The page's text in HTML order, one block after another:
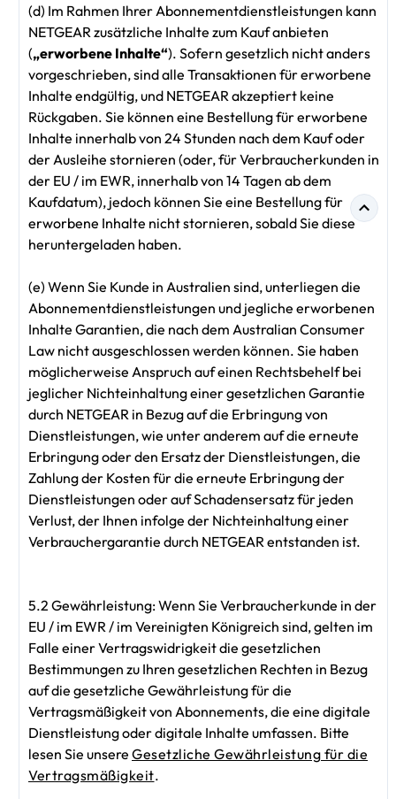
(d) Im Rahmen Ihrer Abonnementdienstleistungen kann
NETGEAR zusätzliche Inhalte zum Kauf anbieten
(„erworbene Inhalte“). Sofern gesetzlich nicht anders
vorgeschrieben, sind alle Transaktionen für erworbene
Inhalte endgültig, und NETGEAR akzeptiert keine
Rückgaben. Sie können eine Bestellung für erworbene
Inhalte innerhalb von 24 Stunden nach dem Kauf oder
der Ausleihe stornieren (oder, für Verbraucherkunden in
der EU / im EWR, innerhalb von 14 Tagen ab dem
Kaufdatum), jedoch können Sie eine Bestellung für
erworbene Inhalte nicht stornieren, sobald Sie diese
heruntergeladen haben.
(e) Wenn Sie Kunde in Australien sind, unterliegen die
Abonnementdienstleistungen und jegliche erworbenen
Inhalte Garantien, die nach dem Australian Consumer
Law nicht ausgeschlossen werden können. Sie haben
möglicherweise Anspruch auf einen Rechtsbehelf bei
jeglicher Nichteinhaltung einer gesetzlichen Garantie
durch NETGEAR in Bezug auf die Erbringung von
Dienstleistungen, wie unter anderem auf die erneute
Erbringung oder den Ersatz der Dienstleistungen, die
Zahlung der Kosten für die erneute Erbringung der
Dienstleistungen oder auf Schadensersatz für jeden
Verlust, der Ihnen infolge der Nichteinhaltung einer
Verbrauchergarantie durch NETGEAR entstanden ist.
5.2 Gewährleistung: Wenn Sie Verbraucherkunde in der
EU / im EWR / im Vereinigten Königreich sind, gelten im
Falle einer Vertragswidrigkeit die gesetzlichen
Bestimmungen zu Ihren gesetzlichen Rechten in Bezug
auf die gesetzliche Gewährleistung für die
Vertragsmäßigkeit von Abonnements, die eine digitale
Dienstleistung oder digitale Inhalte umfassen. Bitte
lesen Sie unsere Gesetzliche Gewährleistung für die
Vertragsmäßigkeit.